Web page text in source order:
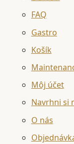
FAQ
Gastro
Košík
Môj účet
Navrhni si
O nás